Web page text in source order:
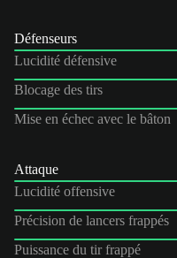
Défenseurs
Lucidité défensive
Blocage des tirs
Mise en échec avec le bâton
Attaque
Lucidité offensive
Précision de lancers frappés
Puissance du tir frappé